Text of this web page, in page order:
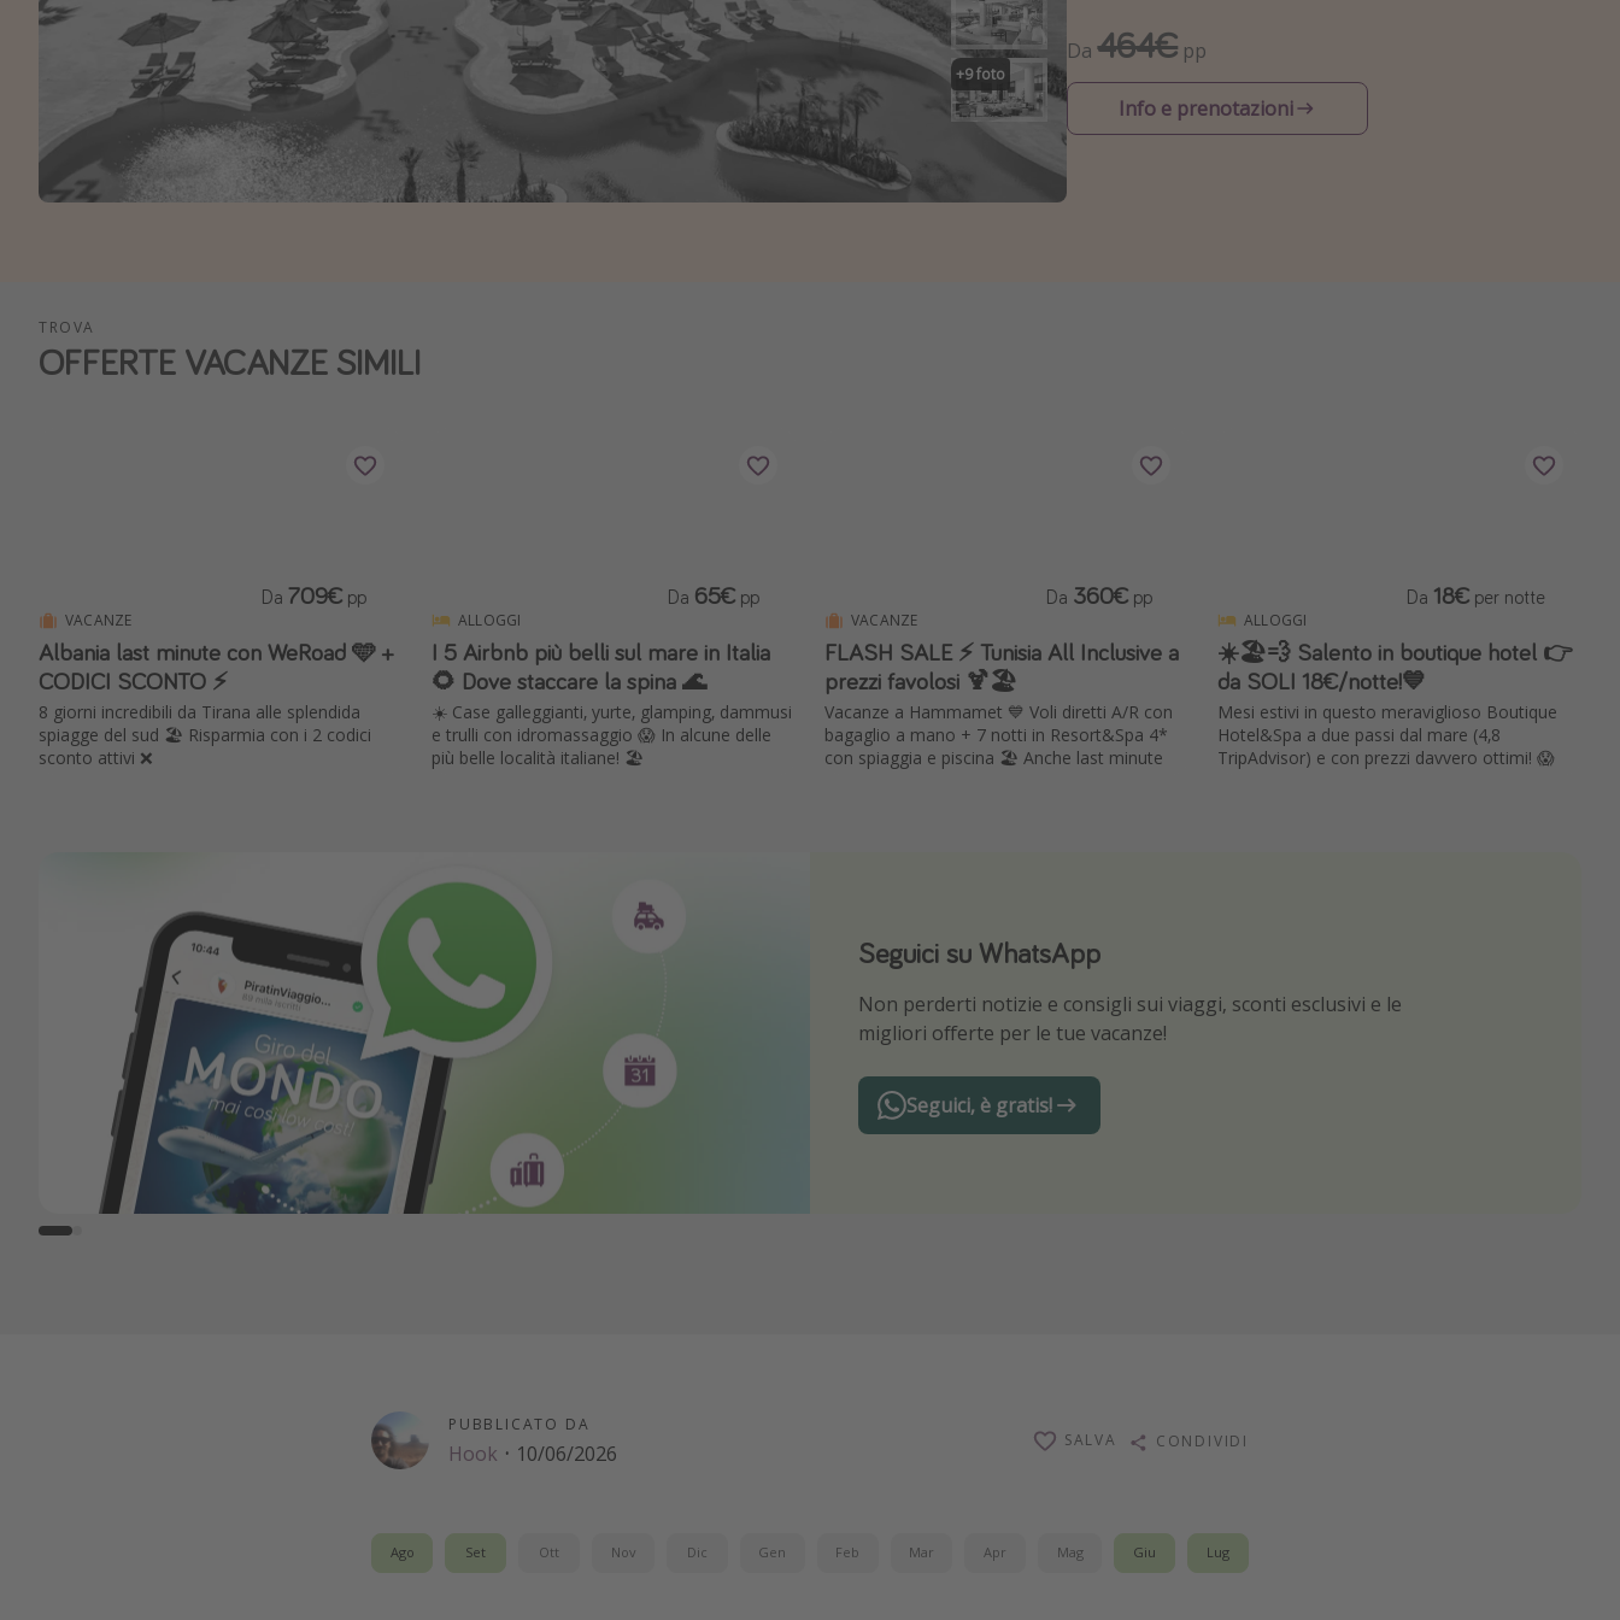
+9foto
Da464€ pp
Info e prenotazioni
TROVA
OFFERTE VACANZE SIMILI
VACANZE
Albania last minute con WeRoad 🩵 +
CODICI SCONTO ⚡️
8 giorni incredibili da Tirana alle splendida
spiagge del sud 🏖️ Risparmia con i 2 codici
sconto attivi ❌
Da 709€ pp
ALLOGGI
I 5 Airbnb più belli sul mare in Italia
🌻 Dove staccare la spina 🌊
☀️ Case galleggianti, yurte, glamping, dammusi
e trulli con idromassaggio 😱 In alcune delle
più belle località italiane! 🏖️
Da 65€ pp
VACANZE
FLASH SALE ⚡️ Tunisia All Inclusive a
prezzi favolosi 🍹🏖️
Vacanze a Hammamet 💙 Voli diretti A/R con
bagaglio a mano + 7 notti in Resort&Spa 4*
con spiaggia e piscina 🏖️ Anche last minute
Da 360€ pp
ALLOGGI
☀️🏖️💨 Salento in boutique hotel 👉
da SOLI 18€/notte!💙
Mesi estivi in questo meraviglioso Boutique
Hotel&Spa a due passi dal mare (4,8
TripAdvisor) e con prezzi davvero ottimi! 😱
Da 18€ per notte
Seguici su WhatsApp
Non perderti notizie e consigli sui viaggi, sconti esclusivi e le
migliori offerte per le tue vacanze!
Seguici, è gratis!
Scarica la nostra App
Sii il primo a conoscere le migliori offerte di viaggio
PUBBLICATO DA
Hook · 10/06/2026
SALVA CONDIVIDI
Ago Set Ott Nov Dic Gen Feb Mar Apr Mag Giu Lug